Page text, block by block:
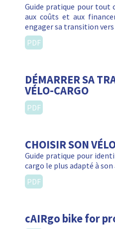
Guide pratique pour tout
aux coûts et aux
engager sa transition
PDF
DÉMARRER SA
VÉLO-CARGO
PDF
CHOISIR SON
Guide pratique pour
cargo le plus adapté à
PDF
cAIRgo bike for